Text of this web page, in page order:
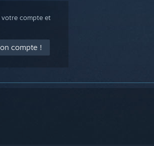
compte et
compte !